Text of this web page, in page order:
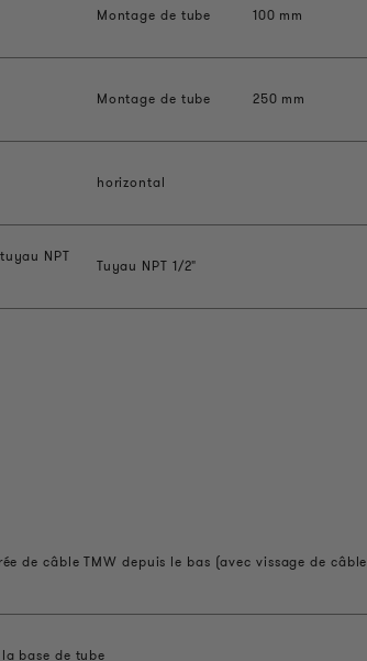
Montage de tube 100 mm
Montage de tube 250 mm
horizontal
NPT
Tuyau NPT 1/2"
de câble TMW depuis le bas (avec vissage de câble
base de tube